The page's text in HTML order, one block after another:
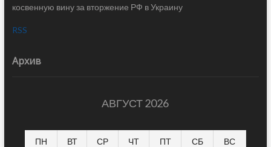
косвенную вину за вторжение РФ в Украину
RSS
Архив
АВГУСТ 2026
ПН ВТ СР ЧТ ПТ СБ ВС